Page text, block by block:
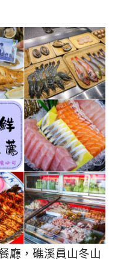
廳，礁溪員山冬山